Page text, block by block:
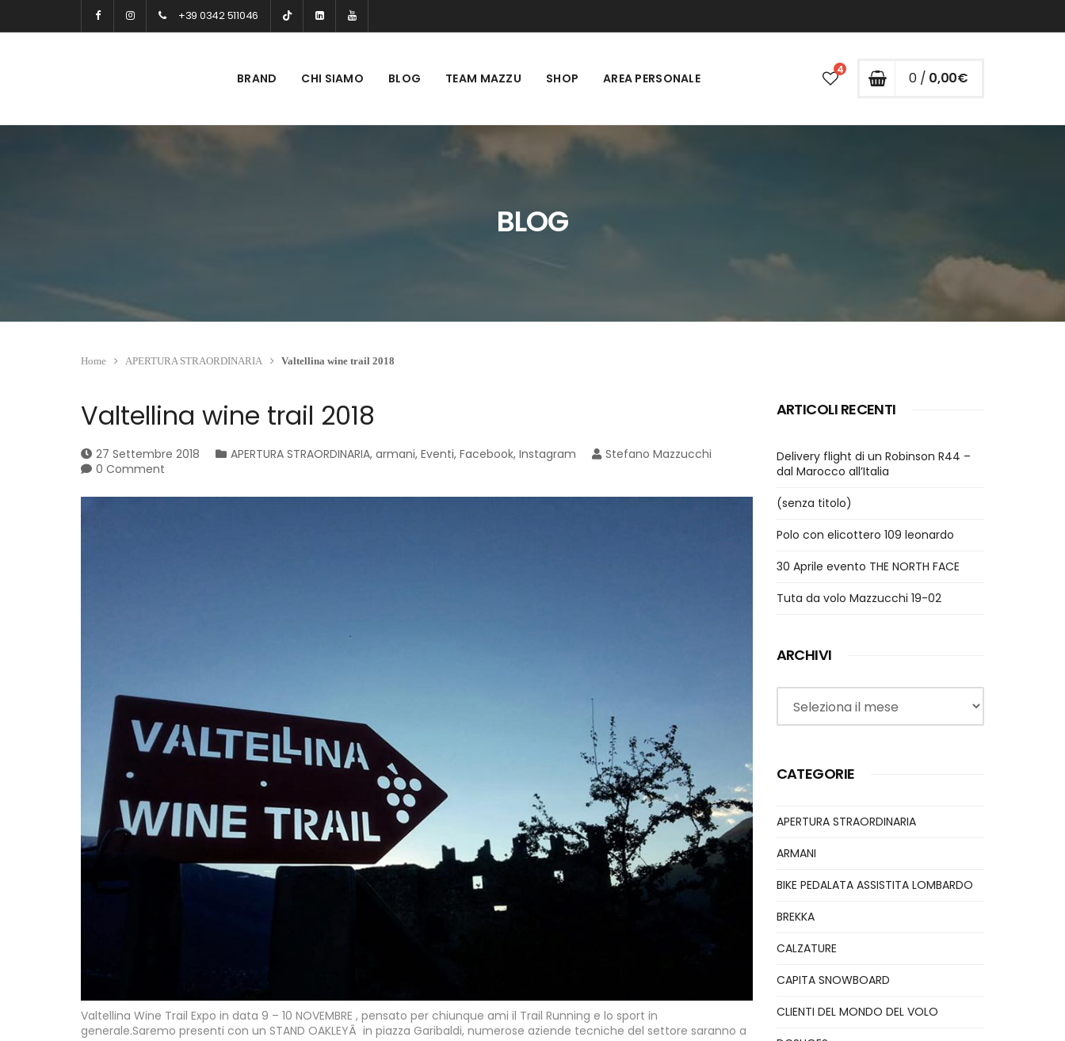
+39 0342 511046
BRAND CHI SIAMO BLOG TEAM MAZZU SHOP AREA PERSONALE
4 0 / 0,00€
BLOG
Home APERTURA STRAORDINARIA Valtellina wine trail 2018
Valtellina wine trail 2018
27 Settembre 2018 APERTURA STRAORDINARIA, armani, Eventi, Facebook, Instagram
Stefano Mazzucchi
0 Comment
Valtellina Wine Trail Expo in data 9 – 10 NOVEMBRE , pensato per chiunque ami il Trail Running e lo sport in
generale.Saremo presenti con un STAND OAKLEYÂ in piazza Garibaldi, numerose aziende tecniche del settore saranno a
ARTICOLI RECENTI
Delivery flight di un Robinson R44 –
dal Marocco all’Italia
(senza titolo)
Polo con elicottero 109 leonardo
30 Aprile evento THE NORTH FACE
Tuta da volo Mazzucchi 19-02
ARCHIVI
Archivi
CATEGORIE
APERTURA STRAORDINARIA
ARMANI
BIKE PEDALATA ASSISTITA LOMBARDO
BREKKA
CALZATURE
CAPITA SNOWBOARD
CLIENTI DEL MONDO DEL VOLO